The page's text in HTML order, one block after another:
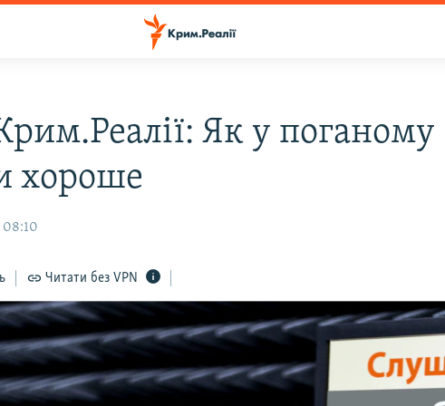
Як у поганому
хороше
08:10
Читати без VPN